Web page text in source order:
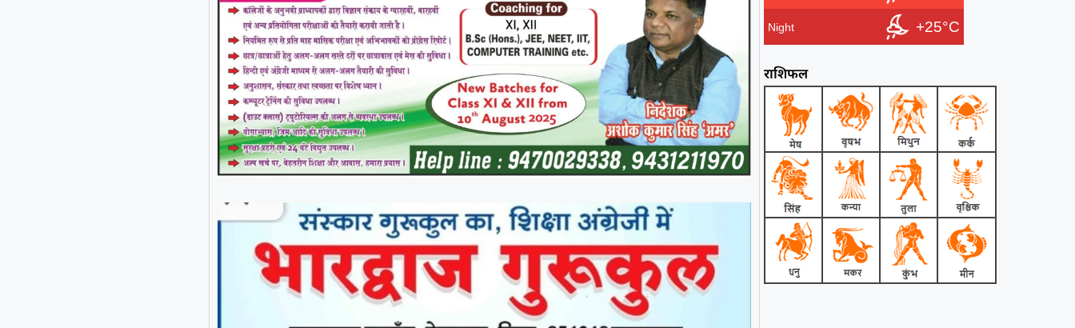
Night +25°C
राशिफल